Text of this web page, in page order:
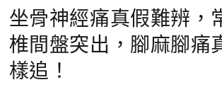
坐骨神經痛真假難辨，
椎間盤突出，腳麻腳痛
樣追！